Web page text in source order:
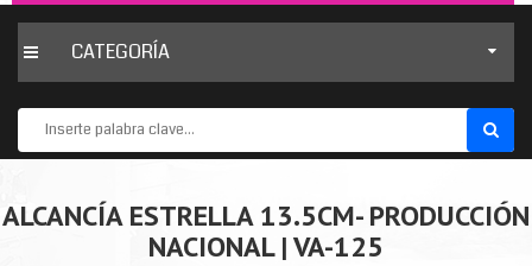
CATEGORÍA
ALCANCÍA ESTRELLA 13.5CM- PRODUCCIÓN
NACIONAL | VA-125